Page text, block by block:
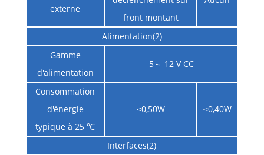
externe
front montant
Alimentation(2)
Gamme
d'alimentation
5～ 12 V CC
Consommation
d'énergie
typique à 25 ℃
≤0,50W ≤0,40W
Interfaces(2)